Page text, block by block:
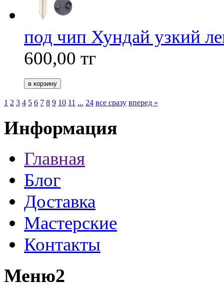
под чип Хундай узкий
600,00 тг
1 2 3 4 5 6 7 8 9 10 11 ... 24 все сразу вперед »
Информация
Главная
Блог
Доставка
Мастерские
Контакты
Меню2